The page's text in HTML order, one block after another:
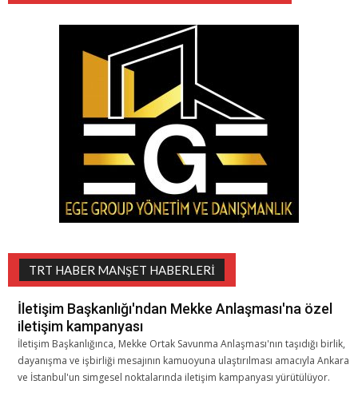
TRT HABER MANŞET HABERLERI
İletişim Başkanlığı'ndan Mekke Anlaşması'na özel
iletişim kampanyası
İletişim Başkanlığınca, Mekke Ortak Savunma Anlaşması'nın taşıdığı birlik,
dayanışma ve işbirliği mesajının kamuoyuna ulaştırılması amacıyla Ankara
ve İstanbul'un simgesel noktalarında iletişim kampanyası yürütülüyor.